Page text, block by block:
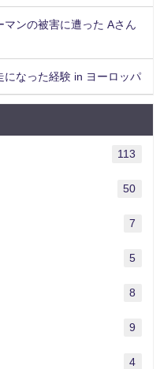
マンの被害に遭った Aさん
になった経験 in ヨーロッパ
113
50
7
5
8
9
4